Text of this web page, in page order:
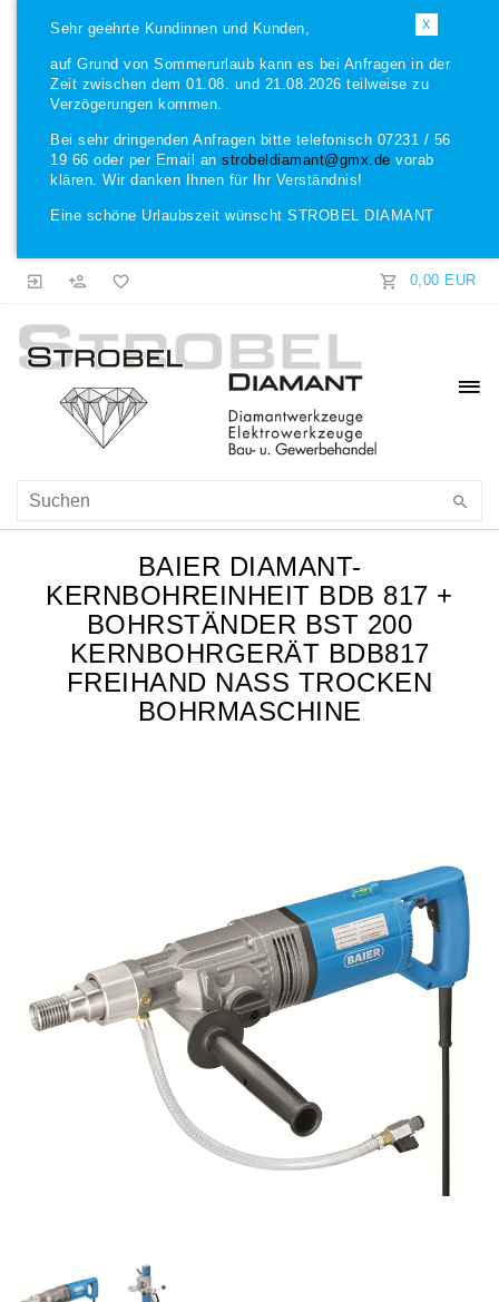
X
Sehr geehrte Kundinnen und Kunden,
auf Grund von Sommerurlaub kann es bei Anfragen in der
Zeit zwischen dem 01.08. und 21.08.2026 teilweise zu
Verzögerungen kommen.
Bei sehr dringenden Anfragen bitte telefonisch 07231 / 56
19 66 oder per Email an strobeldiamant@gmx.de vorab
klären. Wir danken Ihnen für Ihr Verständnis!
Eine schöne Urlaubszeit wünscht STROBEL DIAMANT
0,00 EUR
BAIER DIAMANT-
KERNBOHREINHEIT BDB 817 +
BOHRSTÄNDER BST 200
KERNBOHRGERÄT BDB817
FREIHAND NASS TROCKEN
BOHRMASCHINE